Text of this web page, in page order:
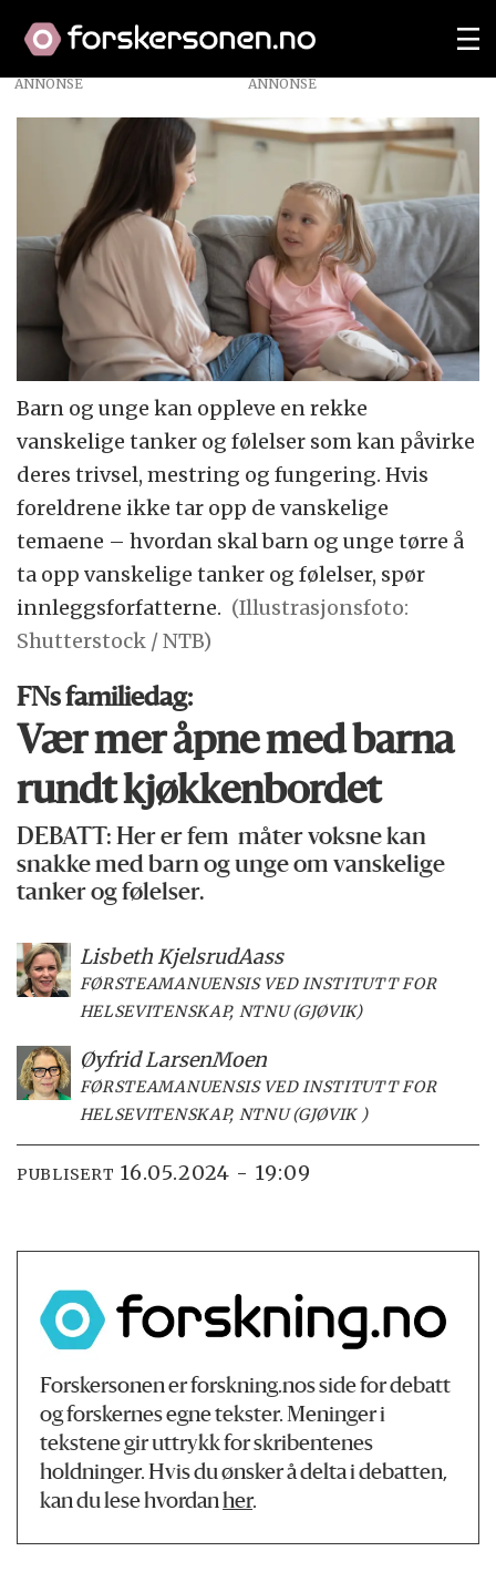
ANNONSE
Barn og unge kan oppleve en rekke
vanskelige tanker og følelser som kan påvirke
deres trivsel, mestring og fungering. Hvis
foreldrene ikke tar opp de vanskelige
temaene – hvordan skal barn og unge tørre å
ta opp vanskelige tanker og følelser, spør
innleggsforfatterne. (Illustrasjonsfoto:
Shutterstock / NTB)
FNs familiedag:
Vær mer åpne med barna
rundt kjøkkenbordet
DEBATT: Her er fem måter voksne kan
snakke med barn og unge om vanskelige
tanker og følelser.
Lisbeth KjelsrudAass
FØRSTEAMANUENSIS VED INSTITUTT FOR
HELSEVITENSKAP, NTNU (GJØVIK)
Øyfrid LarsenMoen
FØRSTEAMANUENSIS VED INSTITUTT FOR
HELSEVITENSKAP, NTNU (GJØVIK )
PUBLISERT 16.05.2024 - 19:09
Forskersonen er forskning.nos side for debatt
og forskernes egne tekster. Meninger i
tekstene gir uttrykk for skribentenes
holdninger. Hvis du ønsker å delta i debatten,
kan du lese hvordanher.